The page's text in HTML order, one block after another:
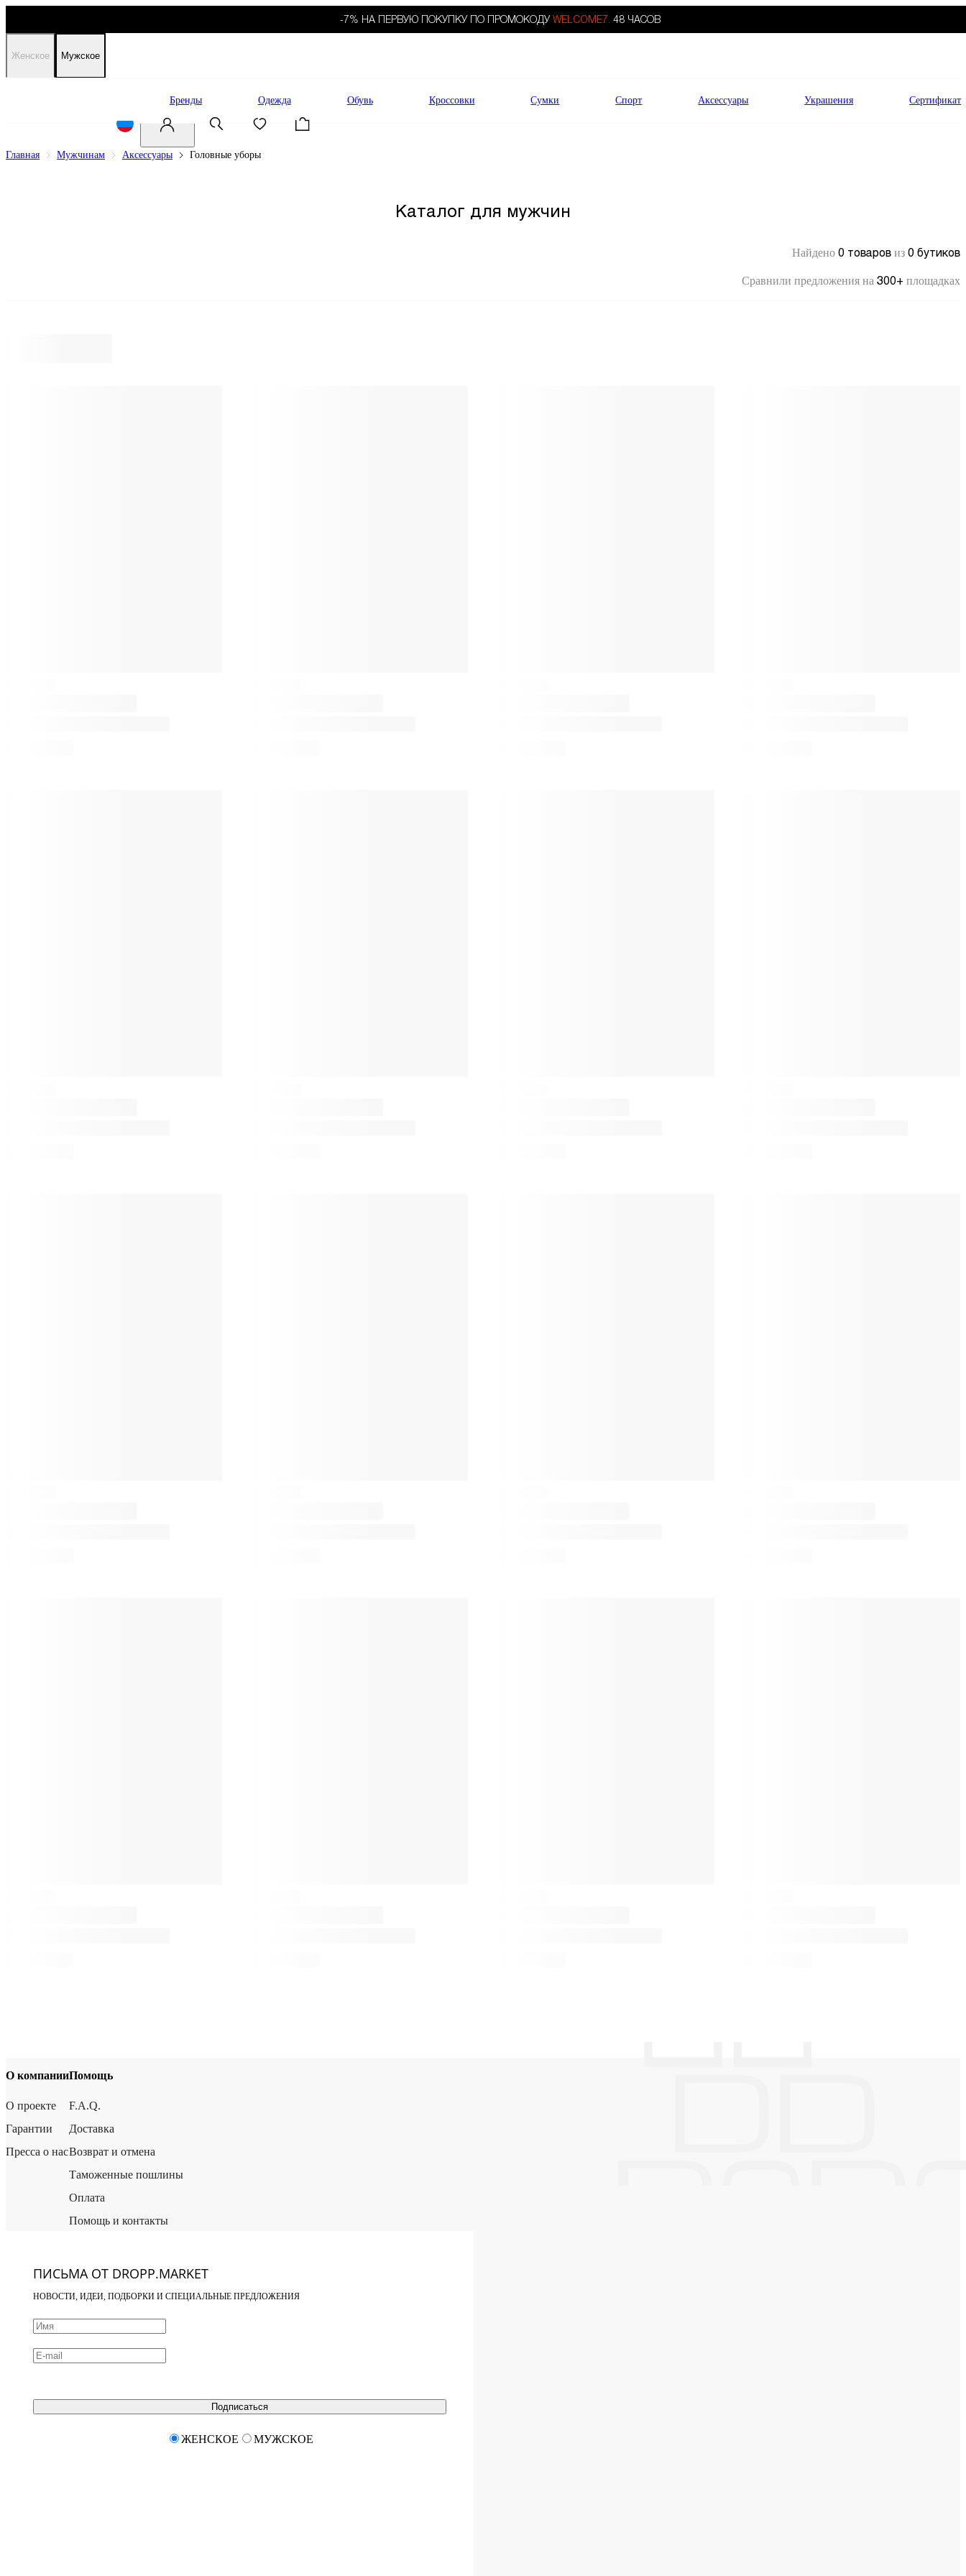
-7% НА ПЕРВУЮ ПОКУПКУ ПО ПРОМОКОДУ WELCOME7. 48 ЧАСОВ
Женское Мужское
Бренды Одежда Обувь Кроссовки Сумки Спорт Аксессуары Украшения Сертификат
Главная Мужчинам Аксессуары Головные уборы
Каталог для мужчин
Найдено 0 товаров из 0 бутиков
Сравнили предложения на 300+ площадках
О компании
О проекте
Гарантии
Пресса о нас
Помощь
F.A.Q.
Доставка
Возврат и отмена
Таможенные пошлины
Оплата
Помощь и контакты
ПИСЬМА ОТ DROPP.MARKET
НОВОСТИ, ИДЕИ, ПОДБОРКИ И СПЕЦИАЛЬНЫЕ ПРЕДЛОЖЕНИЯ
Подписаться
ЖЕНСКОЕ МУЖСКОЕ